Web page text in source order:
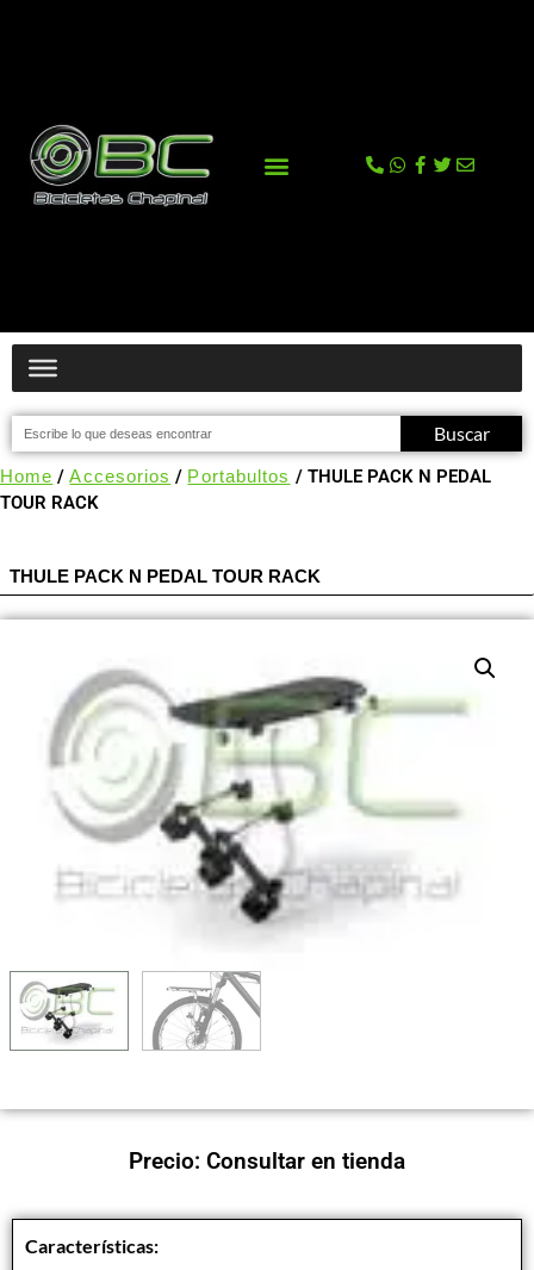
Buscar
Home /Accesorios / Portabultos / THULE PACK N PEDAL
TOUR RACK
THULE PACK N PEDAL TOUR RACK
Precio: Consultar en tienda
Características: